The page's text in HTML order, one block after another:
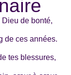
de bonté,
de ces années.
tes blessures,